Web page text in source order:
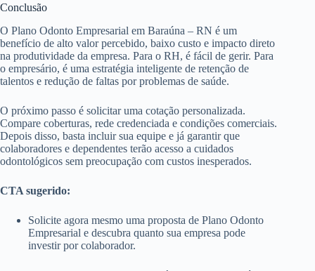
Conclusão
O Plano Odonto Empresarial em Baraúna – RN é um
benefício de alto valor percebido, baixo custo e impacto direto
na produtividade da empresa. Para o RH, é fácil de gerir. Para
o empresário, é uma estratégia inteligente de retenção de
talentos e redução de faltas por problemas de saúde.
O próximo passo é solicitar uma cotação personalizada.
Compare coberturas, rede credenciada e condições comerciais.
Depois disso, basta incluir sua equipe e já garantir que
colaboradores e dependentes terão acesso a cuidados
odontológicos sem preocupação com custos inesperados.
CTA sugerido:
Solicite agora mesmo uma proposta de Plano Odonto
Empresarial e descubra quanto sua empresa pode
investir por colaborador.